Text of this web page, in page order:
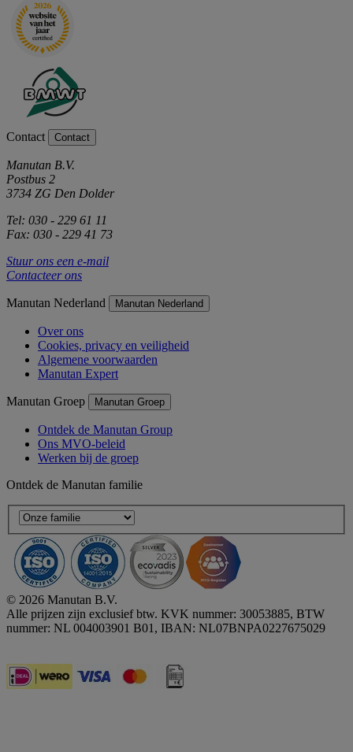
Contact Contact
Manutan B.V.
Postbus 2
3734 ZG Den Dolder
Tel: 030 - 229 61 11
Fax: 030 - 229 41 73
Stuur ons een e-mail
Contacteer ons
Manutan Nederland Manutan Nederland
Over ons
Cookies, privacy en veiligheid
Algemene voorwaarden
Manutan Expert
Manutan Groep Manutan Groep
Ontdek de Manutan Group
Ons MVO-beleid
Werken bij de groep
Ontdek de Manutan familie
© 2026 Manutan B.V.
Alle prijzen zijn exclusief btw. KVK nummer: 30053885, BTW
nummer: NL 004003901 B01, IBAN: NL07BNPA0227675029